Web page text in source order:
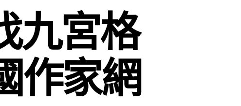
九宮格
作家網